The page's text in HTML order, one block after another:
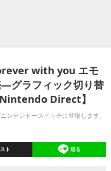
with you エモ
グラフィック切り替
Direct】
ンテンドースイッチに登場します。
ト 送る